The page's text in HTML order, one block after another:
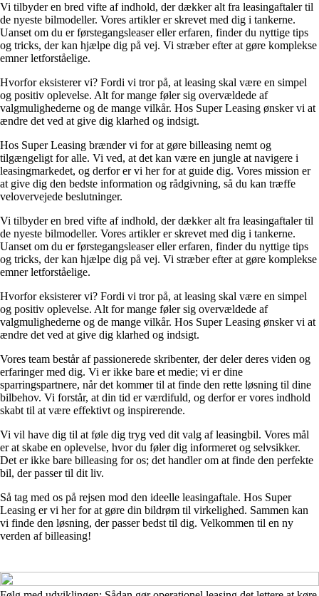
Vi tilbyder en bred vifte af indhold, der dækker alt fra leasingaftaler til
de nyeste bilmodeller. Vores artikler er skrevet med dig i tankerne.
Uanset om du er førstegangsleaser eller erfaren, finder du nyttige tips
og tricks, der kan hjælpe dig på vej. Vi stræber efter at gøre komplekse
emner letforståelige.
Hvorfor eksisterer vi? Fordi vi tror på, at leasing skal være en simpel
og positiv oplevelse. Alt for mange føler sig overvældede af
valgmulighederne og de mange vilkår. Hos Super Leasing ønsker vi at
ændre det ved at give dig klarhed og indsigt.
Hos Super Leasing brænder vi for at gøre billeasing nemt og
tilgængeligt for alle. Vi ved, at det kan være en jungle at navigere i
leasingmarkedet, og derfor er vi her for at guide dig. Vores mission er
at give dig den bedste information og rådgivning, så du kan træffe
velovervejede beslutninger.
Vi tilbyder en bred vifte af indhold, der dækker alt fra leasingaftaler til
de nyeste bilmodeller. Vores artikler er skrevet med dig i tankerne.
Uanset om du er førstegangsleaser eller erfaren, finder du nyttige tips
og tricks, der kan hjælpe dig på vej. Vi stræber efter at gøre komplekse
emner letforståelige.
Hvorfor eksisterer vi? Fordi vi tror på, at leasing skal være en simpel
og positiv oplevelse. Alt for mange føler sig overvældede af
valgmulighederne og de mange vilkår. Hos Super Leasing ønsker vi at
ændre det ved at give dig klarhed og indsigt.
Vores team består af passionerede skribenter, der deler deres viden og
erfaringer med dig. Vi er ikke bare et medie; vi er dine
sparringspartnere, når det kommer til at finde den rette løsning til dine
bilbehov. Vi forstår, at din tid er værdifuld, og derfor er vores indhold
skabt til at være effektivt og inspirerende.
Vi vil have dig til at føle dig tryg ved dit valg af leasingbil. Vores mål
er at skabe en oplevelse, hvor du føler dig informeret og selvsikker.
Det er ikke bare billeasing for os; det handler om at finde den perfekte
bil, der passer til dit liv.
Så tag med os på rejsen mod den ideelle leasingaftale. Hos Super
Leasing er vi her for at gøre din bildrøm til virkelighed. Sammen kan
vi finde den løsning, der passer bedst til dig. Velkommen til en ny
verden af billeasing!